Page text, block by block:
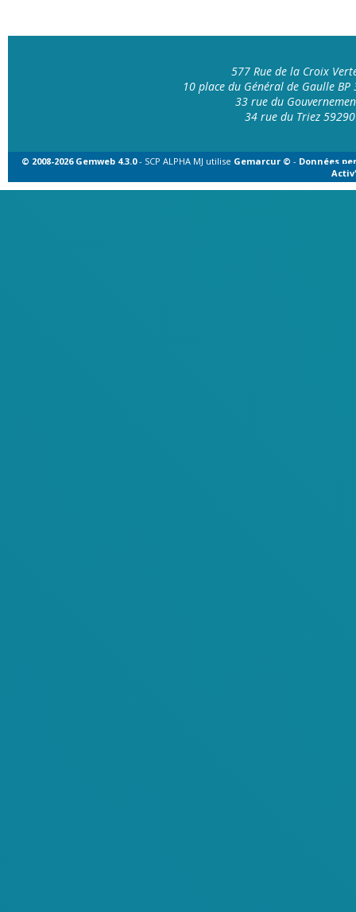
577 Rue de la Croix
10 place du Général de Gaulle BP
33 rue du
34 rue du Triez 59290
© 2008-2026 Gemweb 4.3.0- SCP ALPHA MJ utilise Gemarcur © - Données